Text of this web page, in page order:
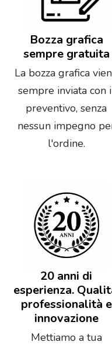
Bozza grafica
sempre gratuita
La bozza grafica
sempre inviata con
preventivo, senza
nessun impegno
l'ordine.
20 anni di
esperienza.
professionalità e
innovazione
Mettiamo a tua